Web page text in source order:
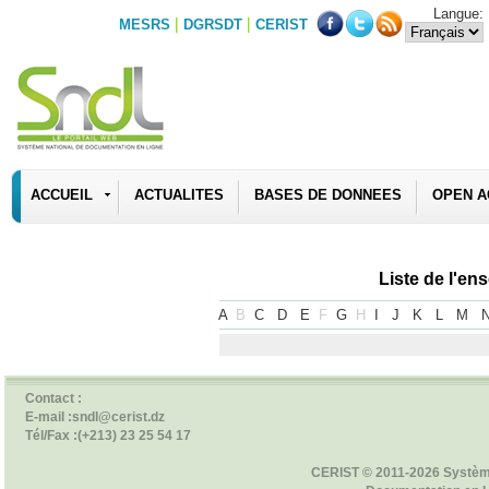
MESRS | DGRSDT | CERIST
Langue:
ACCUEIL ACTUALITES BASES DE DONNEES OPEN
Liste de
A B C D E F G H J K L M
Contact :
E-mail :sndl@cerist.dz
Tél/Fax :(+213) 23 25 54 17
CERIST © 2011-2026